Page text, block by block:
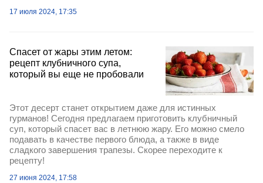
17 июля 2024, 17:35
Спасет от жары этим летом:
рецепт клубничного супа,
который вы еще не пробовали
Этот десерт станет открытием даже для истинных
гурманов! Сегодня предлагаем приготовить клубничный
суп, который спасет вас в летнюю жару. Его можно смело
подавать в качестве первого блюда, а также в виде
сладкого завершения трапезы. Скорее переходите к
рецепту!
27 июня 2024, 17:58